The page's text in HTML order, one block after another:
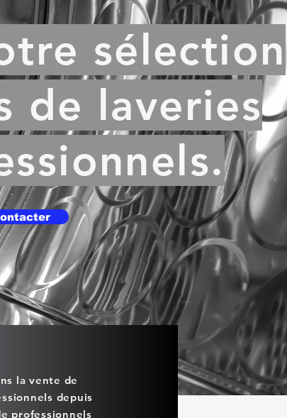
sélection
de laveries
la vente de
depuis
professionnels